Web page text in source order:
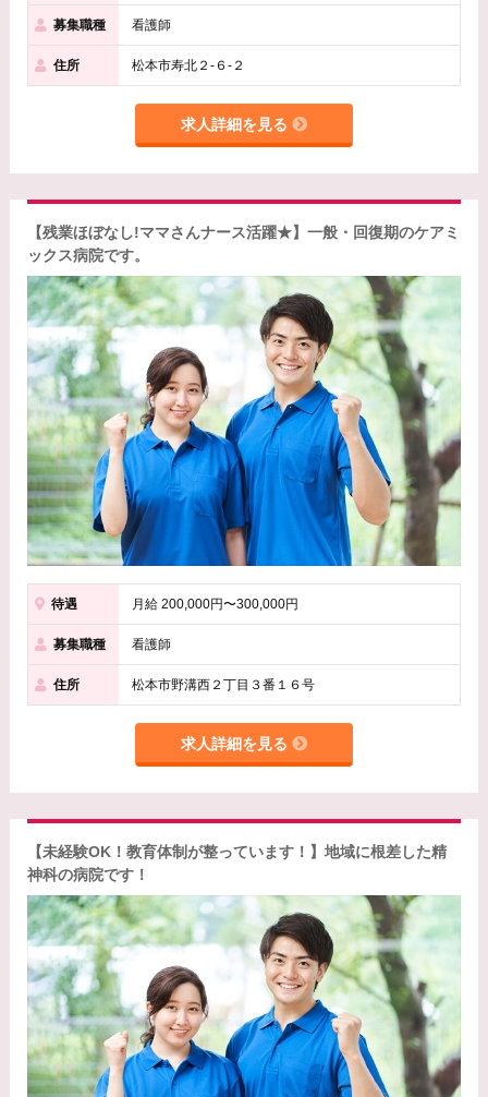
募集職種 看護師
住所 松本市寿北２-６-２
求人詳細を見る
【残業ほぼなし!ママさんナース活躍★】一般・回復期のケアミ
ックス病院です。
待遇 月給 200,000円〜300,000円
募集職種 看護師
住所 松本市野溝西２丁目３番１６号
求人詳細を見る
【未経験OK！教育体制が整っています！】地域に根差した精
神科の病院です！